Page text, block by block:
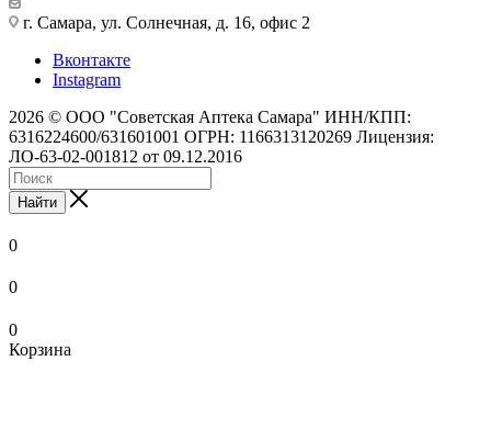
г. Самара, ул. Солнечная, д. 16, офис 2
Вконтакте
Instagram
2026 © ООО "Советская Аптека Самара" ИНН/КПП:
6316224600/631601001 ОГРН: 1166313120269 Лицензия:
ЛО-63-02-001812 от 09.12.2016
Найти
0
0
0
Корзина